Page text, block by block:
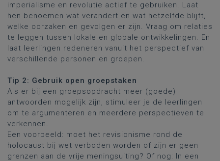
imperialisme en revolutie actief te gebruiken. Laat
hen benoemen wat verandert en wat hetzelfde blijft,
welke oorzaken en gevolgen er zijn. Vraag om relaties
te leggen tussen lokale en globale ontwikkelingen. En
laat leerlingen redeneren vanuit het perspectief van
verschillende personen en groepen.
Tip 2: Gebruik open groepstaken
Als er bij een groepsopdracht meer (goede)
antwoorden mogelijk zijn, stimuleer je de leerlingen
om te argumenteren en meerdere perspectieven te
verkennen.
Een voorbeeld: moet het revisionisme rond de
holocaust bij wet verboden worden of zijn er geen
grenzen aan de vrije meningsuiting? Of nog: In een